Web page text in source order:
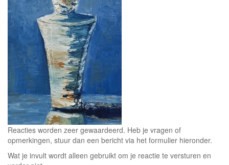
Reacties worden zeer gewaardeerd. Heb je vragen of
opmerkingen, stuur dan een bericht via het formulier hieronder.
Wat je invult wordt alleen gebruikt om je reactie te versturen en